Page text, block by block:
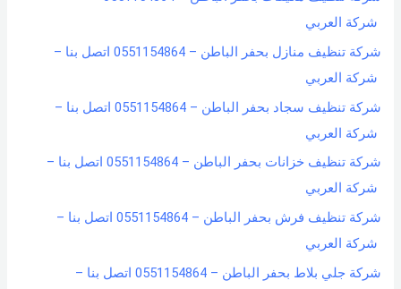
شركة العربي
شركة تنظيف منازل بحفر الباطن – 0551154864 اتصل بنا –
شركة العربي
شركة تنظيف سجاد بحفر الباطن – 0551154864 اتصل بنا –
شركة العربي
شركة تنظيف خزانات بحفر الباطن – 0551154864 اتصل بنا –
شركة العربي
شركة تنظيف فرش بحفر الباطن – 0551154864 اتصل بنا –
شركة العربي
شركة جلي بلاط بحفر الباطن – 0551154864 اتصل بنا –